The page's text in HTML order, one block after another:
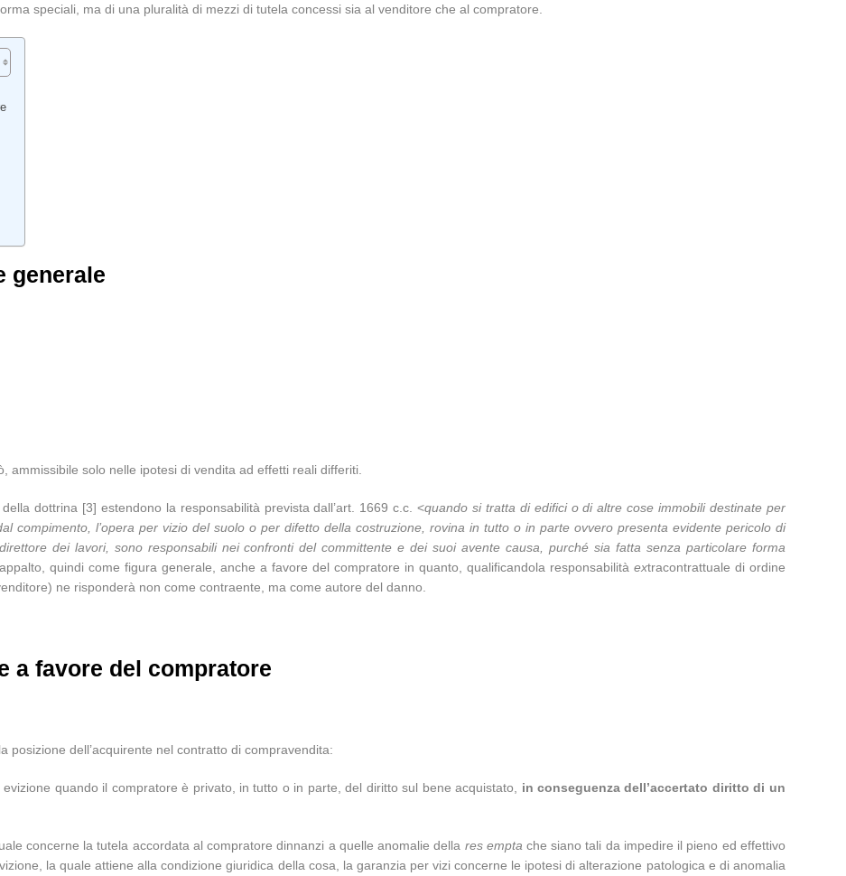
speciali, ma di una pluralità di mezzi di tutela concessi sia al venditore che al compratore.
generale
solo nelle ipotesi di vendita ad effetti reali differiti.
dottrina [3] estendono la responsabilità prevista dall’art. 1669 c.c. <quando si tratta di edifici o di altre cose immobili destinate per
compimento, l’opera per vizio del suolo o per difetto della costruzione, rovina in tutto o in parte ovvero presenta evidente pericolo di
dei lavori, sono responsabili nei confronti del committente e dei suoi avente causa, purché sia fatta senza particolare forma
quindi come figura generale, anche a favore del compratore in quanto, qualificandola responsabilità extracontrattuale di ordine
ne risponderà non come contraente, ma come autore del danno.
a favore del compratore
posizione dell’acquirente nel contratto di compravendita:
quando il compratore è privato, in tutto o in parte, del diritto sul bene acquistato, in conseguenza dell’accertato diritto di un
concerne la tutela accordata al compratore dinnanzi a quelle anomalie della res empta che siano tali da impedire il pieno ed effettivo
la quale attiene alla condizione giuridica della cosa, la garanzia per vizi concerne le ipotesi di alterazione patologica e di anomalia